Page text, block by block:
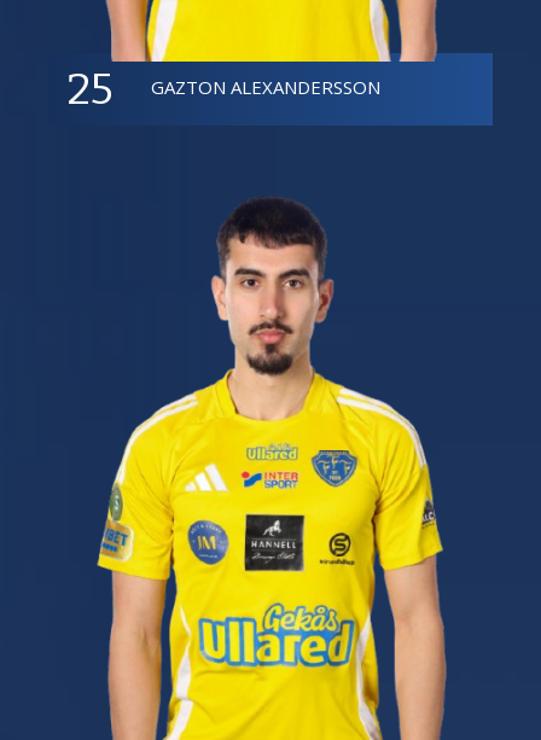
25 GAZTON ALEXANDERSSON